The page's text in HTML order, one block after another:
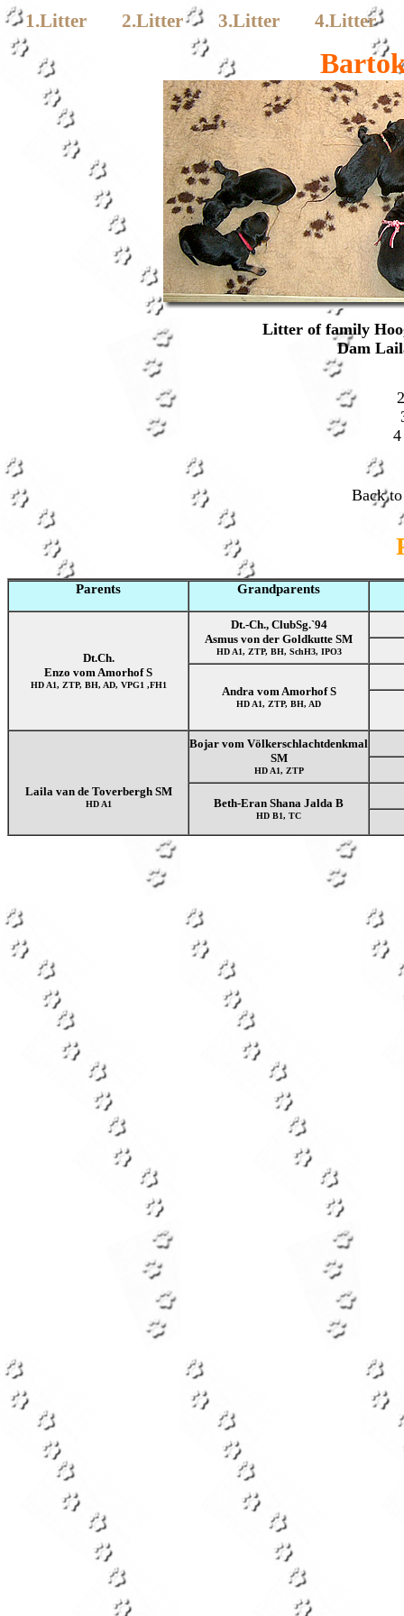
1.Litter 2.Litter 3.Litter 4.Litter
Litter of family
Dam
Back
Parents Grandparents
Dt.Ch.
Enzo vom Amorhof S
HD A1, ZTP, BH, AD, VPG1 ,FH1
Dt.-Ch., ClubSg.`94
Asmus von der Goldkutte SM
HD A1, ZTP, BH, SchH3, IPO3
Andra vom Amorhof S
HD A1, ZTP, BH, AD
Laila van de Toverbergh SM
HD A1
Bojar vom Völkerschlachtdenkmal
SM
HD A1, ZTP
Beth-Eran Shana Jalda B
HD B1, TC